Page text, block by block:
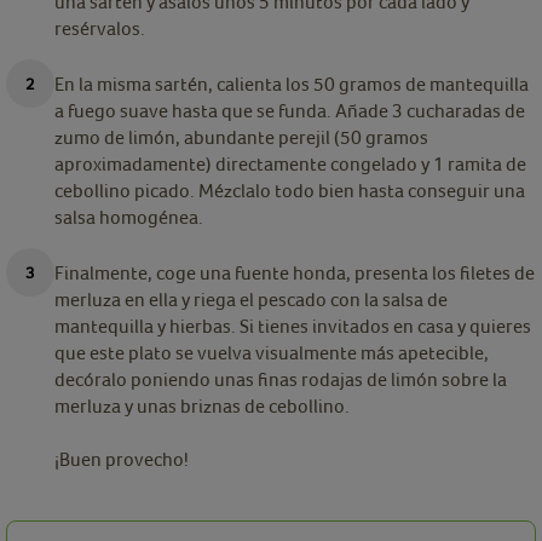
resérvalos.
En la misma sartén, calienta los 50 gramos de mantequilla
a fuego suave hasta que se funda. Añade 3 cucharadas de
zumo de limón, abundante perejil (50 gramos
aproximadamente) directamente congelado y 1 ramita de
cebollino picado. Mézclalo todo bien hasta conseguir una
salsa homogénea.
Finalmente, coge una fuente honda, presenta los filetes de
merluza en ella y riega el pescado con la salsa de
mantequilla y hierbas. Si tienes invitados en casa y quieres
que este plato se vuelva visualmente más apetecible,
decóralo poniendo unas finas rodajas de limón sobre la
merluza y unas briznas de cebollino.
¡Buen provecho!